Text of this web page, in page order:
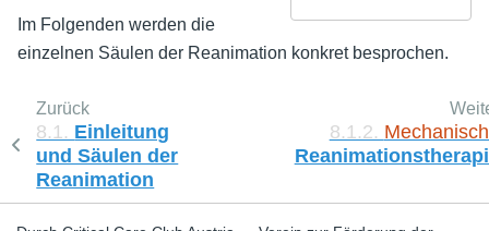
Im Folgenden werden die
einzelnen Säulen der Reanimation konkret besprochen.
Zurück
8.1. Einleitung
und Säulen der
Reanimation
8.1.2.